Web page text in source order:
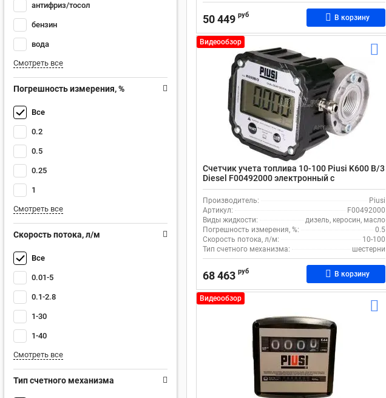
антифриз/тосол
бензин
вода
Смотреть все
Погрешность измерения, %
Все
0.2
0.5
0.25
1
Смотреть все
Скорость потока, л/м
Все
0.01-5
0.1-2.8
1-30
1-40
Смотреть все
Тип счетного механизма
50 449 руб В корзину
Видеообзор
Счетчик учета топлива 10-100 Piusi K600 B/3
Diesel F00492000 электронный с
импульсным выходом
Производитель:
Piusi
Артикул:
F00492000
Виды жидкости:
дизель, керосин, масло
Погрешность измерения, %:
0.5
Скорость потока, л/м:
10-100
Тип счетного механизма:
шестерни
68 463 руб В корзину
Видеообзор